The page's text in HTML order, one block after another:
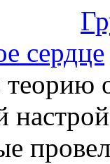
сердце